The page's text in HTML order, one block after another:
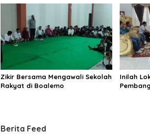
Pramuka
Zikir Bersama Mengawali Sekolah
Rakyat di Boalemo
Inilah
Berita Feed